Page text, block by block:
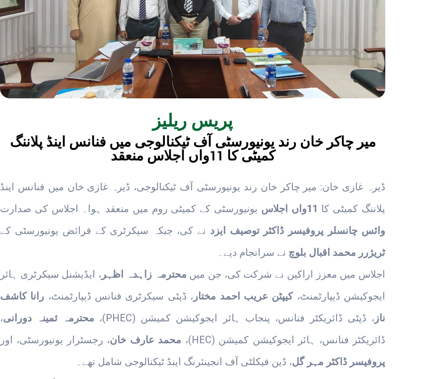
پریس ریلیز
میر چاکر خان رند یونیورسٹی آف ٹیکنالوجی میں فنانس اینڈ پلاننگ
کمیٹی کا 11واں اجلاس منعقد
ڈیرہ غازی خان: میر چاکر خان رند یونیورسٹی آف ٹیکنالوجی، ڈیرہ غازی خان میں فنانس اینڈ
پلاننگ کمیٹی کا 11واں اجلاس
یونیورسٹی کے کمیٹی روم میں منعقد ہوا۔ اجلاس کی صدارت
وائس چانسلر پروفیسر ڈاکٹر توصیف ایزد نے کی، جبکہ سیکرٹری کے فرائض یونیورسٹی کے
ٹریژرر محمد اقبال بلوچ نے سرانجام دیے۔
اجلاس میں معزز اراکین نے شرکت کی، جن میں محترمہ زاہدہ اظہر ، ایڈیشنل سیکرٹری ہائر
ایجوکیشن ڈیپارٹمنٹ،کیپٹن عریب احمد مختار ، ڈپٹی سیکرٹری فنانس ڈیپارٹمنٹ، رانا کاشف
ناز ، ڈپٹی ڈائریکٹر فنانس، پنجاب ہائر ایجوکیشن کمیشن (PHEC)، محترمہ ثمینہ دورانی،
ڈائریکٹر فنانس، ہائر ایجوکیشن کمیشن (HEC)،
محمد عارف خان، رجسٹرار یونیورسٹی، اور
پروفیسر ڈاکٹر مہر گل، ڈین فیکلٹی آف انجینئرنگ اینڈ ٹیکنالوجی شامل تھے۔